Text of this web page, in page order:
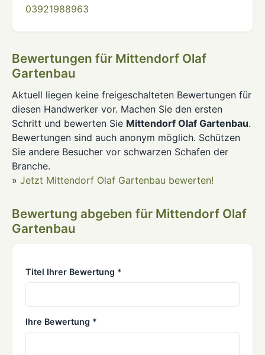
03921988963
Bewertungen für Mittendorf Olaf
Gartenbau
Aktuell liegen keine freigeschalteten Bewertungen für
diesen Handwerker vor. Machen Sie den ersten
Schritt und bewerten Sie Mittendorf Olaf Gartenbau.
Bewertungen sind auch anonym möglich. Schützen
Sie andere Besucher vor schwarzen Schafen der
Branche.
» Jetzt Mittendorf Olaf Gartenbau bewerten!
Bewertung abgeben für Mittendorf Olaf
Gartenbau
Titel Ihrer Bewertung *
Ihre Bewertung *